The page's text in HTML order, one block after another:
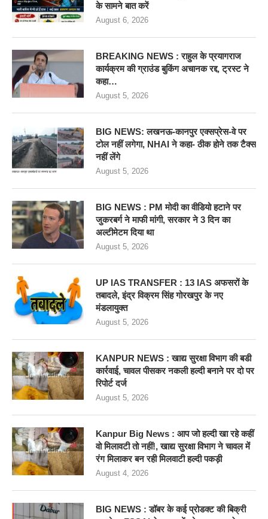
के सामने बात करें
August 6, 2026
BREAKING NEWS : राहुल के प्रयागराज
कार्यक्रम की ग्राउंड बुकिंग अचानक रद्द, ट्रस्ट ने
कहा…
August 5, 2026
BIG NEWS: लखनऊ-कानपुर एक्सप्रेस-वे पर
टोल नहीं लगेगा, NHAI ने कहा- ठीक होने तक टैक्स
नहीं लेंगे
August 5, 2026
BIG NEWS : PM मोदी का वीडियो हटाने पर
जुकरबर्ग ने माफी मांगी, सरकार ने 3 दिन का
अल्टीमेटम दिया था
August 5, 2026
UP IAS TRANSFER : 13 IAS अफसरों के
तबादले, इंद्र विक्रम सिंह गोरखपुर के नए
मंडलायुक्त
August 5, 2026
KANPUR NEWS : खाद्य सुरक्षा विभाग की बडी
कार्रवाई, चावल पीसकर नकली हल्दी बनाने पर दो पर
रिपोर्ट दर्ज
August 5, 2026
Kanpur Big News : आप जो हल्दी खा रहे कहीं
वो मिलावटी तो नहीं!, खाद्य सुरक्षा विभाग ने चावल में
रंग मिलाकर बन रही मिलवाटी हल्दी पकड़ी
August 4, 2026
BIG NEWS : डॉबर के कई प्रोडक्ट की बिक्री